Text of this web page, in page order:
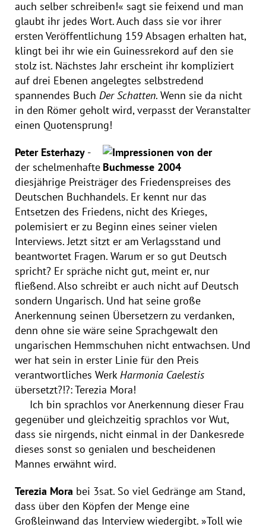
auch selber schreiben!« sagt sie feixend und man
glaubt ihr jedes Wort. Auch dass sie vor ihrer
ersten Veröffentlichung 159 Absagen erhalten hat,
klingt bei ihr wie ein Guinessrekord auf den sie
stolz ist. Nächstes Jahr erscheint ihr kompliziert
auf drei Ebenen angelegtes selbstredend
spannendes Buch Der Schatten. Wenn sie da nicht
in den Römer geholt wird, verpasst der Veranstalter
einen Quotensprung!
Peter Esterhazy -
der schelmenhafte
diesjährige Preisträger des Friedenspreises des
Deutschen Buchhandels. Er kennt nur das
Entsetzen des Friedens, nicht des Krieges,
polemisiert er zu Beginn eines seiner vielen
Interviews. Jetzt sitzt er am Verlagsstand und
beantwortet Fragen. Warum er so gut Deutsch
spricht? Er spräche nicht gut, meint er, nur
fließend. Also schreibt er auch nicht auf Deutsch
sondern Ungarisch. Und hat seine große
Anerkennung seinen Übersetzern zu verdanken,
denn ohne sie wäre seine Sprachgewalt den
ungarischen Hemmschuhen nicht entwachsen. Und
wer hat sein in erster Linie für den Preis
verantwortliches WerkHarmonia Caelestis
übersetzt?!?: Terezia Mora!
Ich bin sprachlos vor Anerkennung dieser Frau
gegenüber und gleichzeitig sprachlos vor Wut,
dass sie nirgends, nicht einmal in der Dankesrede
dieses sonst so genialen und bescheidenen
Mannes erwähnt wird.
Terezia Mora bei 3sat. So viel Gedränge am Stand,
dass über den Köpfen der Menge eine
Großleinwand das Interview wiedergibt. »Toll wie